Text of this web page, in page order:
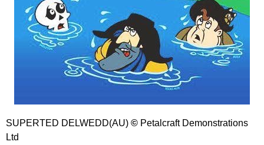
SUPERTED DELWEDD(AU) © Petalcraft Demonstrations
Ltd